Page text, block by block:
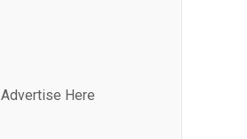
Advertise Here